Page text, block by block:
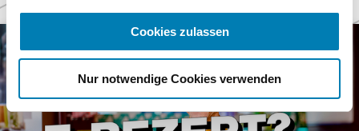
Cookies zulassen
Nur notwendige Cookies verwenden